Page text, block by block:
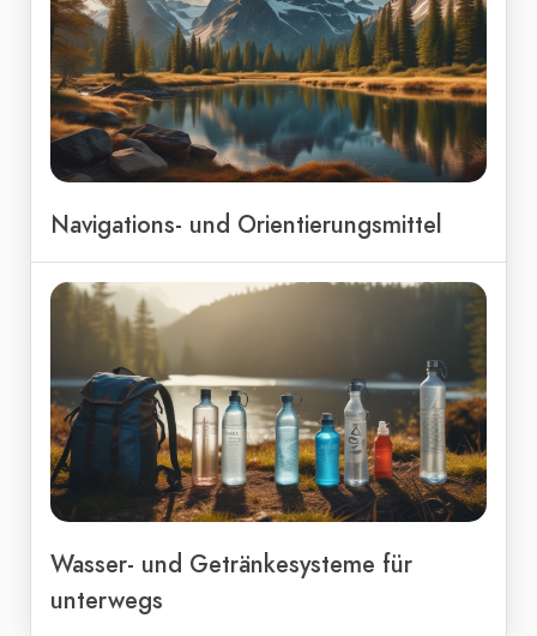
Navigations- und Orientierungsmittel
Wasser- und Getränkesysteme für
unterwegs